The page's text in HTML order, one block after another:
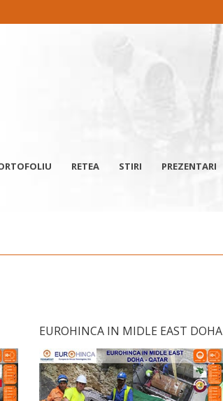
RETEA STIRI PREZENTARI
EUROHINCA IN MIDLE EAST DOHA